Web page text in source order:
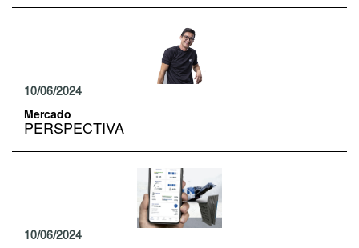
10/06/2024
Mercado
PERSPECTIVA
10/06/2024